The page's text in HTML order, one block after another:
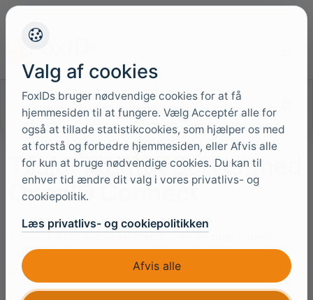
Søg i dokumentationen
Tilslut IdentityServer med
OpenID Connect
Connect og dermed autentificere slutbrugere i en
IdentityServer.
Valg af cookies
FoxIDs bruger nødvendige cookies for at få
hjemmesiden til at fungere. Vælg Acceptér alle for
også at tillade statistikcookies, som hjælper os med
at forstå og forbedre hjemmesiden, eller Afvis alle
for kun at bruge nødvendige cookies. Du kan til
enhver tid ændre dit valg i vores privatlivs- og
cookiepolitik.
Læs privatlivs- og cookiepolitikken
Afvis alle